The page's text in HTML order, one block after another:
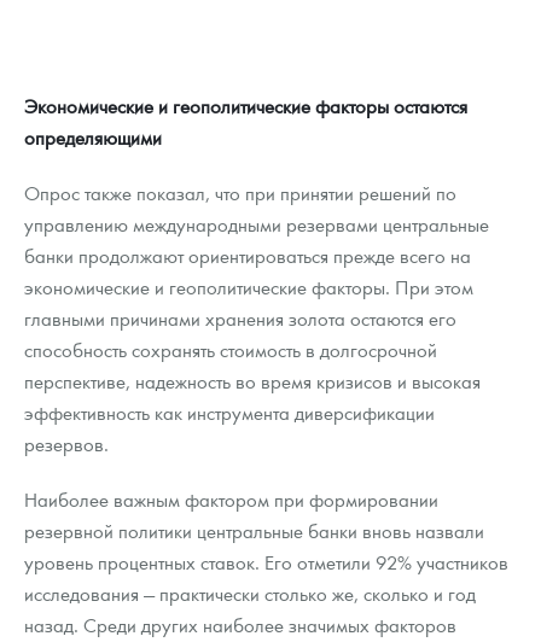
Экономические и геополитические факторы остаются
определяющими
Опрос также показал, что при принятии решений по
управлению международными резервами центральные
банки продолжают ориентироваться прежде всего на
экономические и геополитические факторы. При этом
главными причинами хранения золота остаются его
способность сохранять стоимость в долгосрочной
перспективе, надежность во время кризисов и высокая
эффективность как инструмента диверсификации
резервов.
Наиболее важным фактором при формировании
резервной политики центральные банки вновь назвали
уровень процентных ставок. Его отметили 92% участников
исследования — практически столько же, сколько и год
назад. Среди других наиболее значимых факторов